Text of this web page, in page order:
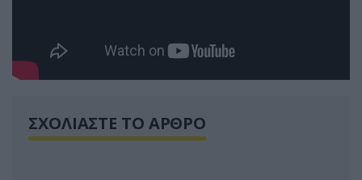
ΣΧΟΛΙΑΣΤΕ ΤΟ ΑΡΘΡΟ